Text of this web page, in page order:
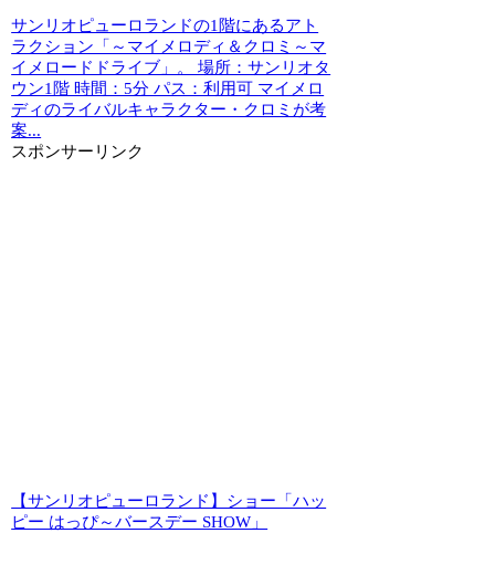
サンリオピューロランドの1階にあるアト
ラクション「～マイメロディ＆クロミ～マ
イメロードドライブ」。 場所：サンリオタ
ウン1階 時間：5分 パス：利用可 マイメロ
ディのライバルキャラクター・クロミが考
案...
スポンサーリンク
【サンリオピューロランド】ショー「ハッ
ピー はっぴ～バースデー SHOW」